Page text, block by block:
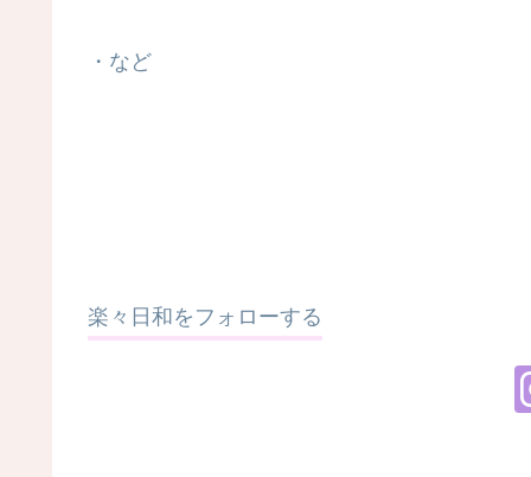
・など
楽々日和をフォローする